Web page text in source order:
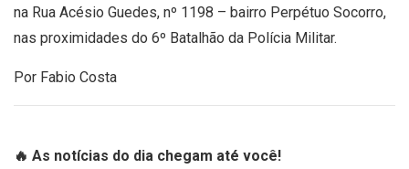
na Rua Acésio Guedes, nº 1198 – bairro Perpétuo Socorro,
nas proximidades do 6º Batalhão da Polícia Militar.
Por Fabio Costa
🔥 As notícias do dia chegam até você!